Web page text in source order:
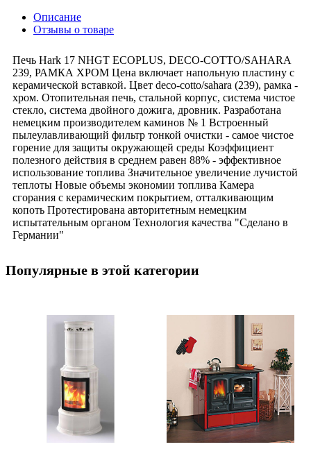
Описание
Отзывы о товаре
Печь Hark 17 NHGT ECOPLUS, DECO-COTTO/SAHARA
239, РАМКА ХРОМ Цена включает напольную пластину с
керамической вставкой. Цвет deco-cotto/sahara (239), рамка -
хром. Отопительная печь, стальной корпус, система чистое
стекло, система двойного дожига, дровник. Разработана
немецким производителем каминов № 1 Встроенный
пылеулавливающий фильтр тонкой очистки - самое чистое
горение для защиты окружающей среды Коэффициент
полезного действия в среднем равен 88% - эффективное
использование топлива Значительное увеличение лучистой
теплоты Новые объемы экономии топлива Камера
сгорания с керамическим покрытием, отталкивающим
копоть Протестирована авторитетным немецким
испытательным органом Технология качества "Сделано в
Германии"
Популярные в этой категории